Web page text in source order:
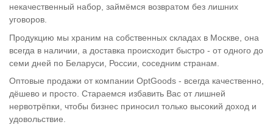
некачественный набор, займёмся возвратом без лишних
уговоров.
Продукцию мы храним на собственных складах в Москве, она
всегда в наличии, а доставка происходит быстро - от одного до
семи дней по Беларуси, России, соседним странам.
Оптовые продажи от компании OptGoods - всегда качественно,
дёшево и просто. Стараемся избавить Вас от лишней
нервотрёпки, чтобы бизнес приносил только высокий доход и
удовольствие.